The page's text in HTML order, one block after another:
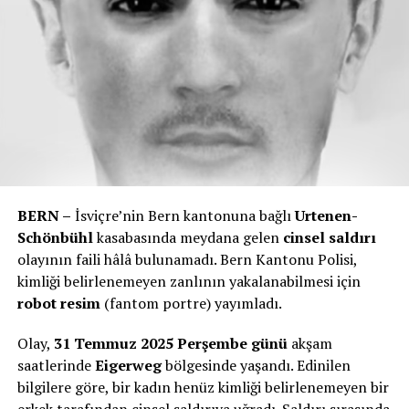
BERN – İsviçre’nin Bern kantonuna bağlıUrtenen-
Schönbühlkasabasında meydana gelen cinsel saldırı
olayının faili hâlâ bulunamadı. Bern Kantonu Polisi,
kimliği belirlenemeyen zanlının yakalanabilmesi için
robot resim(fantom portre) yayımladı.
Olay, 31 Temmuz 2025 Perşembe günüakşam
saatlerindeEigerwegbölgesinde yaşandı. Edinilen
bilgilere göre, bir kadın henüz kimliği belirlenemeyen bir